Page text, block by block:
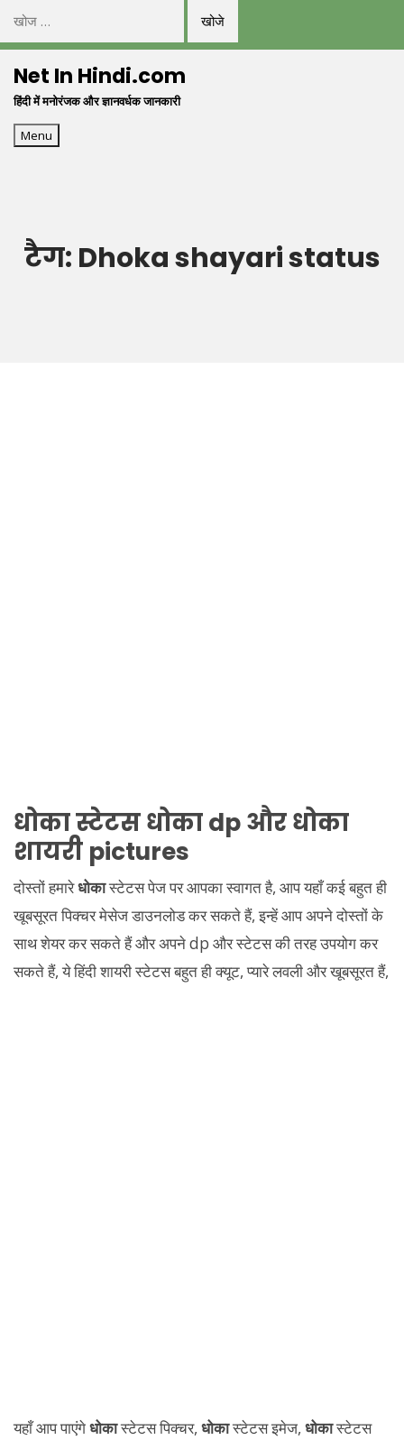
निम्न
को
खोजें:Net In Hindi.com
हिंदी में मनोरंजक और ज्ञानवर्धक जानकारी
Menu
टैग: Dhoka shayari status
धोकास्टेटसधोकाdp औरधोका
शायरी pictures
दोस्तों हमारेधोकास्टेटस पेज पर आपका स्वागत है, आप यहाँ कई बहुत ही
खूबसूरत पिक्चर मेसेज डाउनलोड कर सकते हैं, इन्हें आप अपने दोस्तों के
साथ शेयर कर सकते हैं और अपने dp और स्टेटस की तरह उपयोग कर
सकते हैं, ये हिंदी शायरी स्टेटस बहुत ही क्यूट, प्यारे लवली और खूबसूरत हैं,
यहाँ आप पाएंगेधोकास्टेटस पिक्चर, धोकास्टेटस इमेज, धोकास्टेटस